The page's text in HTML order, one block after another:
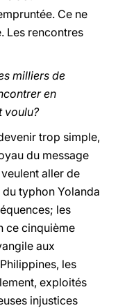
Ce ne
Les rencontres
milliers de
en
voulu?
trop simple,
du message
aller de
typhon Yolanda
les
ce cinquième
aux
les
exploités
injustices